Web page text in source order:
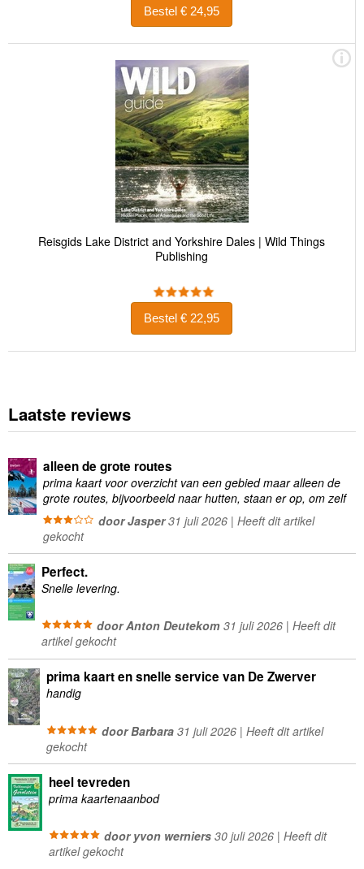
Bestel € 24,95
Reisgids Lake District and Yorkshire Dales | Wild Things
Publishing
Bestel € 22,95
Laatste reviews
alleen de grote routes
prima kaart voor overzicht van een gebied maar alleen de
grote routes, bijvoorbeeld naar hutten, staan er op, om zelf
wandelingen te plannen minder geschikt
door Jasper31 juli 2026 | Heeft dit artikel
gekocht
Perfect.
Snelle levering.
door Anton Deutekom31 juli 2026 | Heeft dit
artikel gekocht
prima kaart en snelle service van De Zwerver
handig
door Barbara31 juli 2026 | Heeft dit artikel
gekocht
heel tevreden
prima kaartenaanbod
door yvon werniers30 juli 2026 | Heeft dit
artikel gekocht